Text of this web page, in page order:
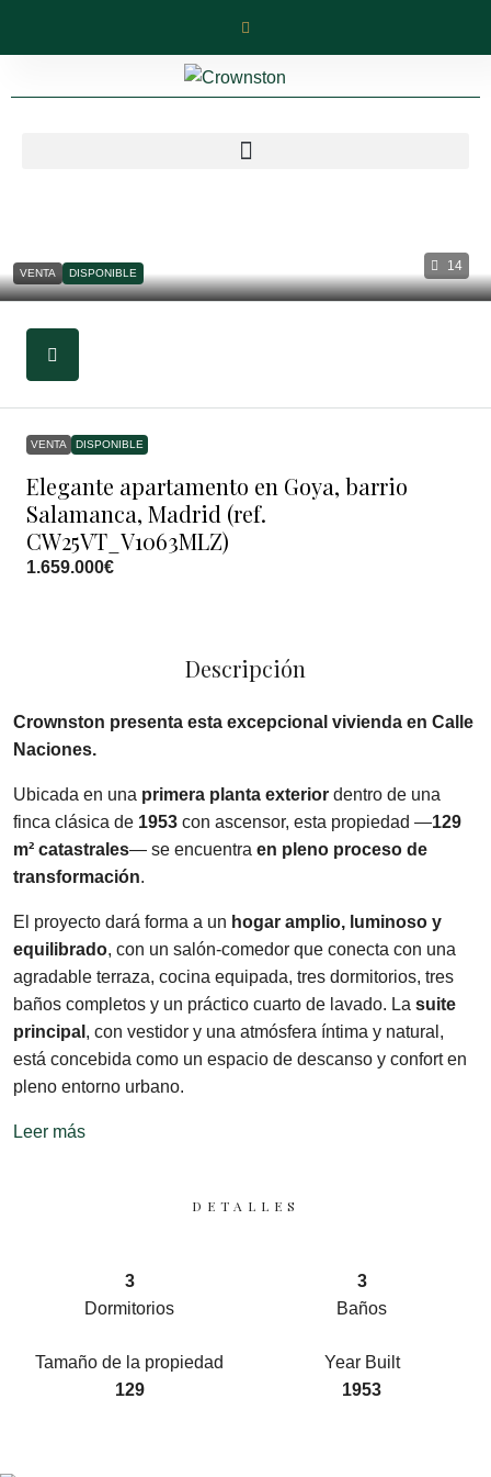
14
VENTA DISPONIBLE
VENTA DISPONIBLE
Elegante apartamento en Goya, barrio
Salamanca, Madrid (ref.
CW25VT_V1063MLZ)
1.659.000€
Descripción
Crownston presenta esta excepcional vivienda en Calle
Naciones.
Ubicada en una primera planta exterior dentro de una
finca clásica de 1953 con ascensor, esta propiedad —129
m² catastrales— se encuentra en pleno proceso de
transformación.
El proyecto dará forma a un hogar amplio, luminoso y
equilibrado, con un salón-comedor que conecta con una
agradable terraza, cocina equipada, tres dormitorios, tres
baños completos y un práctico cuarto de lavado. La suite
principal , con vestidor y una atmósfera íntima y natural,
está concebida como un espacio de descanso y confort en
pleno entorno urbano.
Leer más
DETALLES
3
Dormitorios
3
Baños
Tamaño de la propiedad
129
Year Built
1953